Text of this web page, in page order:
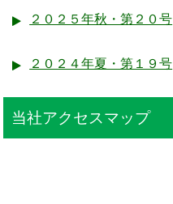
２０２５年秋・第２０号
２０２４年夏・第１９号
当社アクセスマップ